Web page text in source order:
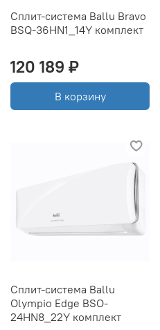
Сплит-система Ballu Bravo
BSQ-36HN1_14Y комплект
120 189 ₽
В корзину
Сплит-система Ballu
Olympio Edge BSO-
24HN8_22Y комплект